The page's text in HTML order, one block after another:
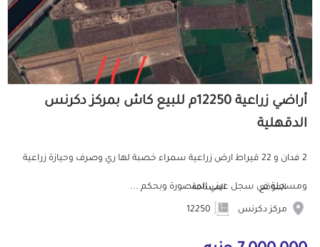
أراضي زراعية 12250م للبيع كاش بمركز دكرنس
الدقهلية
2 فدان و 22 قيراط ارض زراعية سمراء خصبة لها ري وصرف وحيازة زراعية
ومسجلة في سجل عيني المنصورة وبحكم ...
الموقع
مركز دكرنس
المساحة